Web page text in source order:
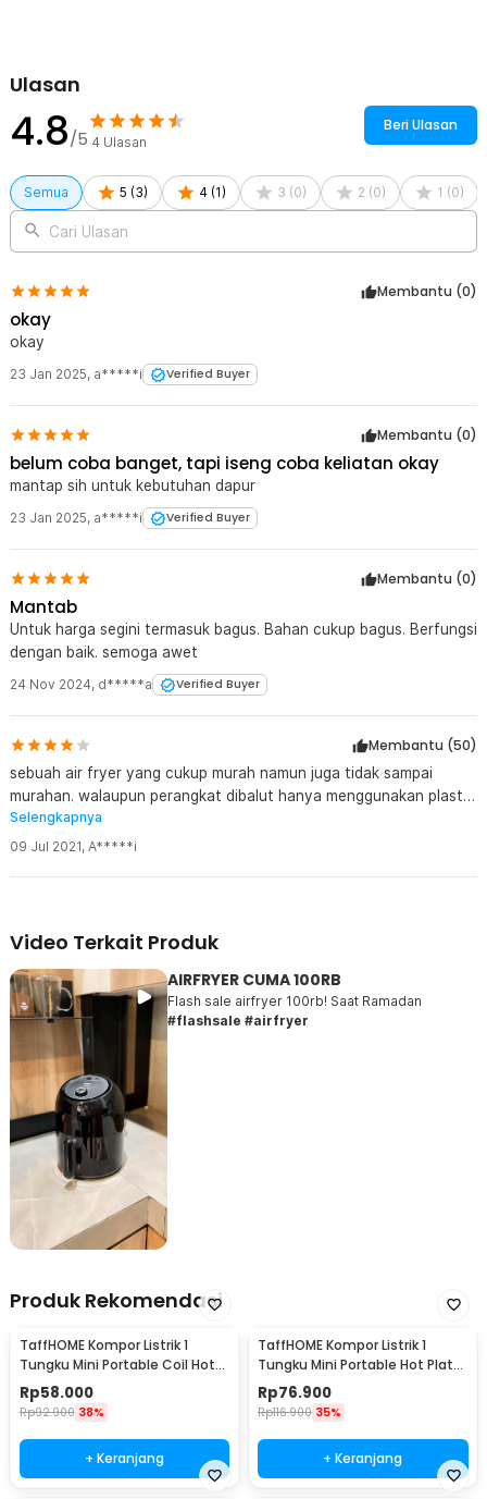
Ulasan
4.8/5 4 Ulasan
Beri Ulasan
Semua 5 (3) 4 (1 ) 3 (0) 2 (0) 1 (0)
Cari Ulasan
Membantu (0)
okay
okay
23 Jan 2025, a*****i Verified Buyer
Membantu (0)
belum coba banget, tapi iseng coba keliatan okay
mantap sih untuk kebutuhan dapur
23 Jan 2025, a*****i Verified Buyer
Membantu (0)
Mantab
Untuk harga segini termasuk bagus. Bahan cukup bagus. Berfungsi
dengan baik. semoga awet
24 Nov 2024, d*****a Verified Buyer
Membantu (50)
sebuah air fryer yang cukup murah namun juga tidak sampai
murahan. walaupun perangkat dibalut hanya menggunakan plastik
yang terlihat mengkilap tapi cukup menarik. pesanan dapat sampai
dalam waktu singkat. kekurangan dari perangkat hanya karena
seperti beberapa merek lain, mungkin akan menjadi sebuah nilai
murah.
Selengkapnya
09 Jul 2021, A*****i
Video Terkait Produk
AIRFRYER CUMA 100RB
Flash sale airfryer 100rb! Saat Ramadan
#flashsale #airfryer
Produk Rekomendasi
TaffHOME Kompor Listrik 1
Tungku Mini Portable Coil Hot
Plate 500W - C1-1000-03
Rp58.000
Rp92.900 38%
+ Keranjang
TaffHOME Kompor Listrik 1
Tungku Mini Portable Hot Plate
500W - H1-500-10
Rp76.900
Rp116.900 35%
+ Keranjang